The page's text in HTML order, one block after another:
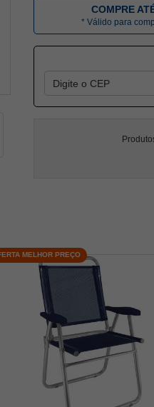
COMPRE
* Válido para
MELHOR PREÇO